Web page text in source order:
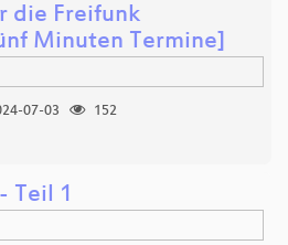
die Freifunk
Minuten Termine]
07-03
152
Teil 1